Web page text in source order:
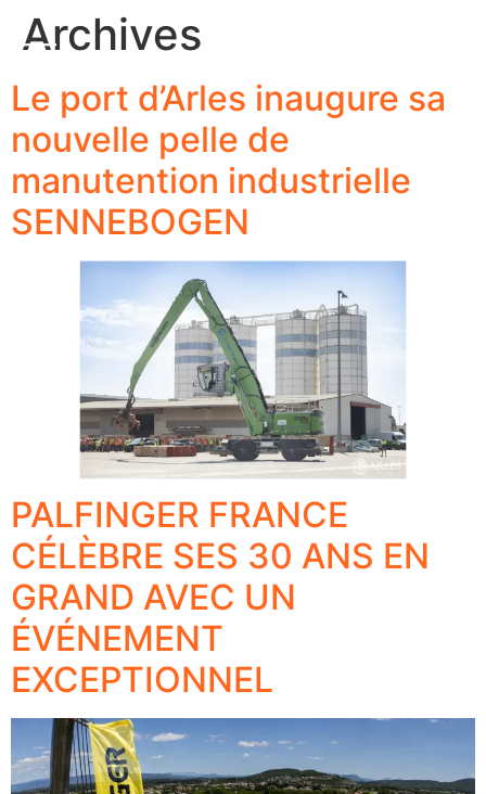
principal
MENU
Archives
Le port d’Arles inaugure sa
nouvelle pelle de
manutention industrielle
SENNEBOGEN
PALFINGER FRANCE
CÉLÈBRE SES 30 ANS EN
GRAND AVEC UN
ÉVÉNEMENT
EXCEPTIONNEL